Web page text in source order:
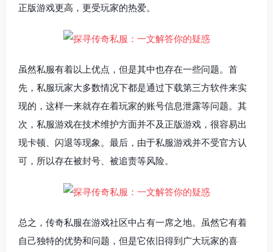
正版游戏更高，更受玩家的热爱。
虽然私服有着以上优点，但是其中也存在一些问题。首
先，私服玩家大多数情况下都是通过下载第三方软件来实
现的，这样一来就存在着玩家的账号信息泄露等问题。其
次，私服游戏在技术维护方面并不及正版游戏，很容易出
现卡顿、闪退等现象。最后，由于私服游戏并不受官方认
可，所以存在被封号、被追责等风险。
总之，传奇私服在游戏社区中占有一席之地。虽然它有着
自己独特的优势和问题，但是它依旧得到广大玩家的喜